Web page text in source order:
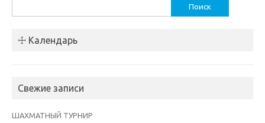
☩ Календарь
Свежие записи
ШАХМАТНЫЙ ТУРНИР